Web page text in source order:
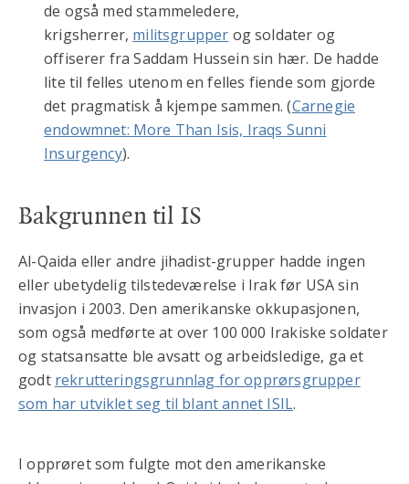
de også med stammeledere,
krigsherrer, militsgrupper og soldater og
offiserer fra Saddam Hussein sin hær. De hadde
lite til felles utenom en felles fiende som gjorde
det pragmatisk å kjempe sammen. (Carnegie
endowmnet: More Than Isis, Iraqs Sunni
Insurgency).
Bakgrunnen til IS
Al-Qaida eller andre jihadist-grupper hadde ingen
eller ubetydelig tilstedeværelse i Irak før USA sin
invasjon i 2003. Den amerikanske okkupasjonen,
som også medførte at over 100 000 Irakiske soldater
og statsansatte ble avsatt og arbeidsledige, ga et
godt rekrutteringsgrunnlag for opprørsgrupper
som har utviklet seg til blant annet ISIL.
I opprøret som fulgte mot den amerikanske